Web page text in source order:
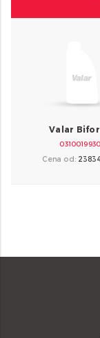
Valar Biform L
03100199309
Cena od:23834,58 Kč